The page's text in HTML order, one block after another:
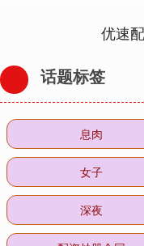
优速
话题标签
息肉
女子
深夜